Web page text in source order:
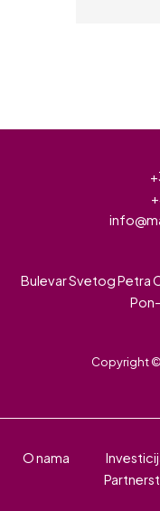
Bulevar Svetog Petra
Copyright ©
O nama